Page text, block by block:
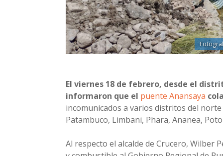
El viernes 18 de febrero, desde el
informaron que el puente Anansaya
incomunicados a varios distritos del
Patambuco, Limbani, Phara, Ananea,
Al respecto el alcalde de Crucero, Wilber